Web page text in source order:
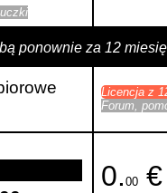
ponownie za 12
Licencja z
Forum,
0. 00 €